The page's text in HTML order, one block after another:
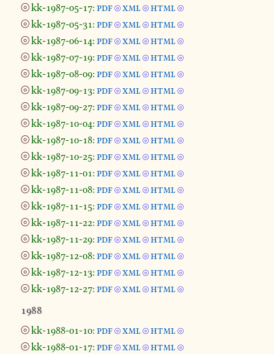
⦾kk-1987-05-17: pdf ⦾ xml ⦾ html ⦾
⦾kk-1987-05-31: pdf ⦾ xml ⦾ html ⦾
⦾kk-1987-06-14: pdf ⦾ xml ⦾ html ⦾
⦾kk-1987-07-19: pdf ⦾ xml ⦾ html ⦾
⦾kk-1987-08-09: pdf ⦾ xml ⦾ html ⦾
⦾kk-1987-09-13: pdf ⦾ xml ⦾ html ⦾
⦾kk-1987-09-27: pdf ⦾ xml ⦾ html ⦾
⦾kk-1987-10-04: pdf ⦾ xml ⦾ html ⦾
⦾kk-1987-10-18: pdf ⦾ xml ⦾ html ⦾
⦾kk-1987-10-25: pdf ⦾ xml ⦾ html ⦾
⦾kk-1987-11-01: pdf ⦾ xml ⦾ html ⦾
⦾kk-1987-11-08: pdf ⦾ xml ⦾ html ⦾
⦾kk-1987-11-15: pdf ⦾ xml ⦾ html ⦾
⦾kk-1987-11-22: pdf ⦾ xml ⦾ html ⦾
⦾kk-1987-11-29: pdf ⦾ xml ⦾ html ⦾
⦾kk-1987-12-08: pdf ⦾ xml ⦾ html ⦾
⦾kk-1987-12-13: pdf ⦾ xml ⦾ html ⦾
⦾kk-1987-12-27: pdf ⦾ xml ⦾ html ⦾
1988
⦾kk-1988-01-10: pdf ⦾ xml ⦾ html ⦾
⦾kk-1988-01-17: pdf ⦾ xml ⦾ html ⦾